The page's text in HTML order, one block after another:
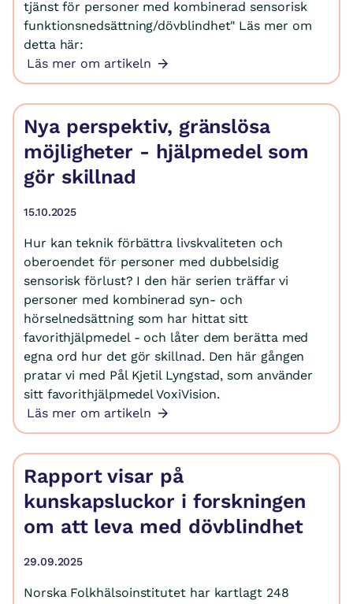
tjänst för personer med kombinerad sensorisk
funktionsnedsättning/dövblindhet" Läs mer om
detta här:
Läs mer om artikeln
Nya perspektiv, gränslösa
möjligheter - hjälpmedel som
gör skillnad
15.10.2025
Hur kan teknik förbättra livskvaliteten och
oberoendet för personer med dubbelsidig
sensorisk förlust? I den här serien träffar vi
personer med kombinerad syn- och
hörselnedsättning som har hittat sitt
favorithjälpmedel - och låter dem berätta med
egna ord hur det gör skillnad. Den här gången
pratar vi med Pål Kjetil Lyngstad, som använder
sitt favorithjälpmedel VoxiVision.
Läs mer om artikeln
Rapport visar på
kunskapsluckor i forskningen
om att leva med dövblindhet
29.09.2025
Norska Folkhälsoinstitutet har kartlagt 248